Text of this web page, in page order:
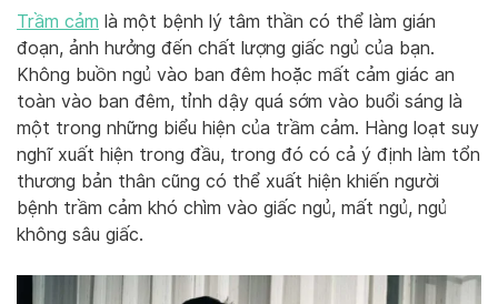
Trầm cảm là một bệnh lý tâm thần có thể làm gián
đoạn, ảnh hưởng đến chất lượng giấc ngủ của bạn.
Không buồn ngủ vào ban đêm hoặc mất cảm giác an
toàn vào ban đêm, tỉnh dậy quá sớm vào buổi sáng là
một trong những biểu hiện của trầm cảm. Hàng loạt suy
nghĩ xuất hiện trong đầu, trong đó có cả ý định làm tổn
thương bản thân cũng có thể xuất hiện khiến người
bệnh trầm cảm khó chìm vào giấc ngủ, mất ngủ, ngủ
không sâu giấc.